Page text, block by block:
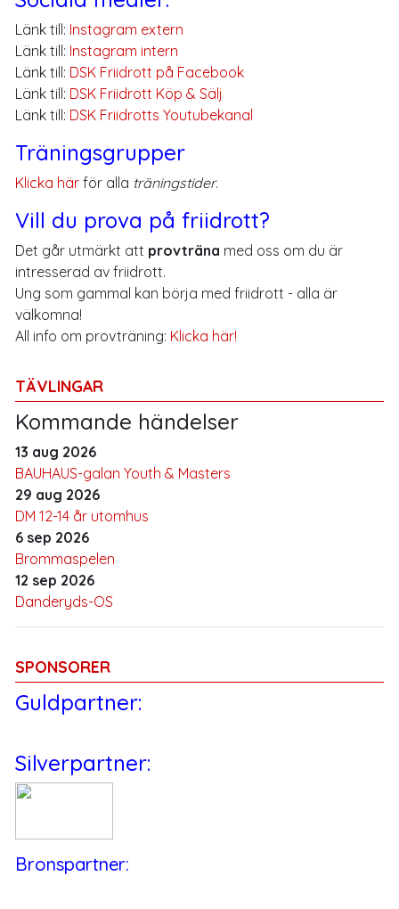
Länk till: Instagram extern
Länk till: Instagram intern
Länk till: DSK Friidrott på Facebook
Länk till: DSK Friidrott Köp & Sälj
Länk till: DSK Friidrotts Youtubekanal
Träningsgrupper
Klicka här för alla träningstider.
Vill du prova på friidrott?
Det går utmärkt att provträna med oss om du är
intresserad av friidrott.
Ung som gammal kan börja med friidrott - alla är
välkomna!
All info om provträning: Klicka här!
TÄVLINGAR
Kommande händelser
13 aug 2026
BAUHAUS-galan Youth & Masters
29 aug 2026
DM 12-14 år utomhus
6 sep 2026
Brommaspelen
12 sep 2026
Danderyds-OS
SPONSORER
Guldpartner:
Silverpartner:
Bronspartner: